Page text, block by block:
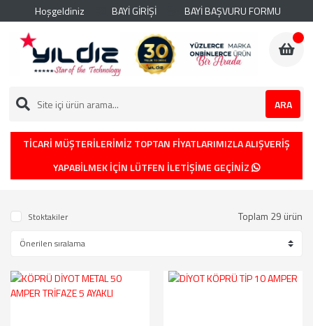
Hoşgeldiniz BAYİ GİRİŞİ BAYİ BAŞVURU FORMU
ARA
TİCARİ MÜŞTERİLERİMİZ TOPTAN FİYATLARIMIZLA ALIŞVERİŞ
YAPABİLMEK İÇİN LÜTFEN İLETİŞİME GEÇİNİZ
Stoktakiler Toplam 29 ürün